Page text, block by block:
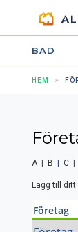
BAD
HEM
A| B C
Lägg till
Företag